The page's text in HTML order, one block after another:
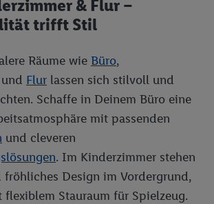
& Flur –
trifft Stil
Räume wie Büro,
und Flur lassen sich stilvoll und
Schaffe in Deinem Büro eine
mit passenden
und cleveren
. Im Kinderzimmer stehen
fröhliches Design im Vordergrund,
Stauraum für Spielzeug.
Sie können Ihre Einwilligung speziell zur
- zusätzlich zur weiter unten
auch überdas Datenschutzportal von
oder über „Anpassen“/„Nutzung der
basierten Utiq-Technologie für digitales
Ende dieser Einwilligung (nur für die
Weitere Informationen finden Sie in
von Utiq
„Ablehnen“ können Sie nur den Einsatz
zulassen. Durch einen Klick auf
Sie allen Verarbeitungen zu sämtlichen